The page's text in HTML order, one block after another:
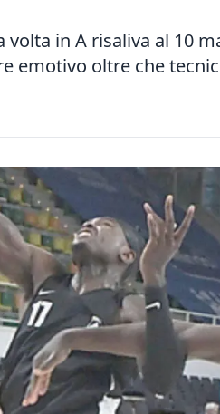
volta in A risaliva al 10
emotivo oltre che